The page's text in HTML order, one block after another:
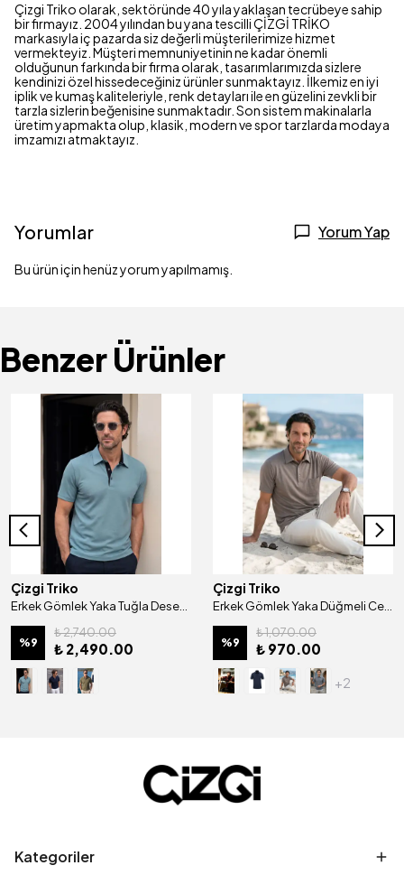
Çizgi Triko olarak, sektöründe 40 yıla yaklaşan tecrübeye sahip
bir firmayız. 2004 yılından bu yana tescilli ÇİZGİ TRİKO
markasıyla iç pazarda siz değerli müşterilerimize hizmet
vermekteyiz. Müşteri memnuniyetinin ne kadar önemli
olduğunun farkında bir firma olarak, tasarımlarımızda sizlere
kendinizi özel hissedeceğiniz ürünler sunmaktayız. İlkemiz en iyi
iplik ve kumaş kaliteleriyle, renk detayları ile en güzelini zevkli bir
tarzla sizlerin beğenisine sunmaktadır. Son sistem makinalarla
üretim yapmakta olup, klasik, modern ve spor tarzlarda modaya
imzamızı atmaktayız.
Yorumlar Yorum Yap
Bu ürün için henüz yorum yapılmamış.
Benzer Ürünler
Çizgi Triko
Erkek Gömlek Yaka Tuğla Desenli Mısır Pamuğu Merserize Kagi Tişört Klasik Kalıp - 5320
%9
₺ 2,740.00
₺ 2,490.00
Çizgi Triko
Erkek Gömlek Yaka Düğmeli Cepli Tişört Klasik Kalıp - 5100
%9
₺ 1,070.00
₺ 970.00
+2
Kategoriler